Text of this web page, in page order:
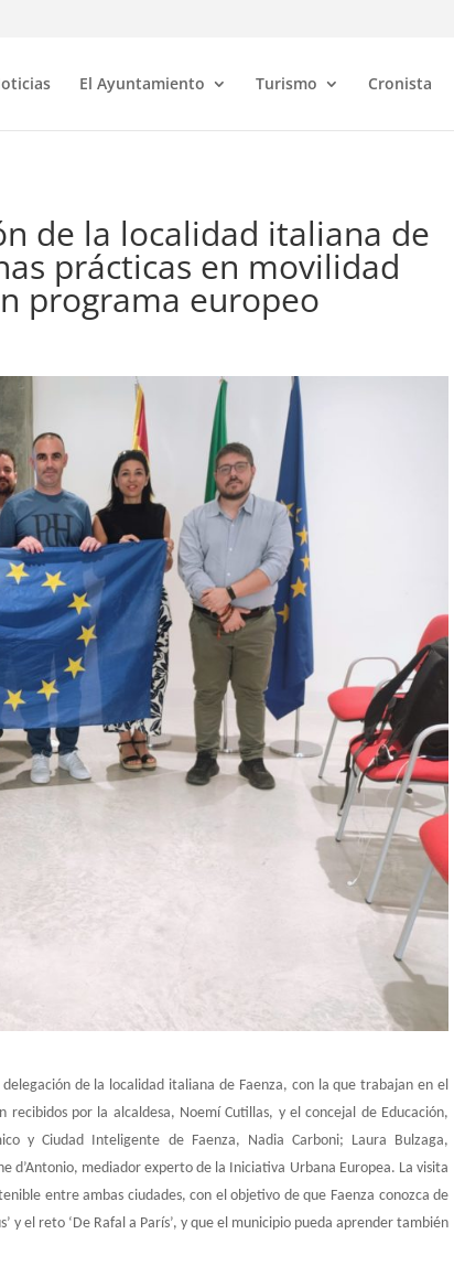
El Ayuntamiento Turismo Cronista
de la localidad italiana de
prácticas en movilidad
programa europeo
de la localidad italiana de Faenza, con la que trabajan en el
por la alcaldesa, Noemí Cutillas, y el concejal de Educación,
y Ciudad Inteligente de Faenza, Nadia Carboni; Laura Bulzaga,
d’Antonio, mediador experto de la Iniciativa Urbana Europea. La visita
entre ambas ciudades, con el objetivo de que Faenza conozca de
y el reto ‘De Rafal a París’, y que el municipio pueda aprender también